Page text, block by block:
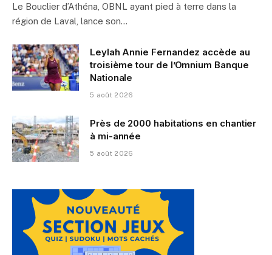
Le Bouclier d’Athéna, OBNL ayant pied à terre dans la
région de Laval, lance son…
Leylah Annie Fernandez accède au
troisième tour de l’Omnium Banque
Nationale
5 août 2026
Près de 2000 habitations en chantier
à mi-année
5 août 2026